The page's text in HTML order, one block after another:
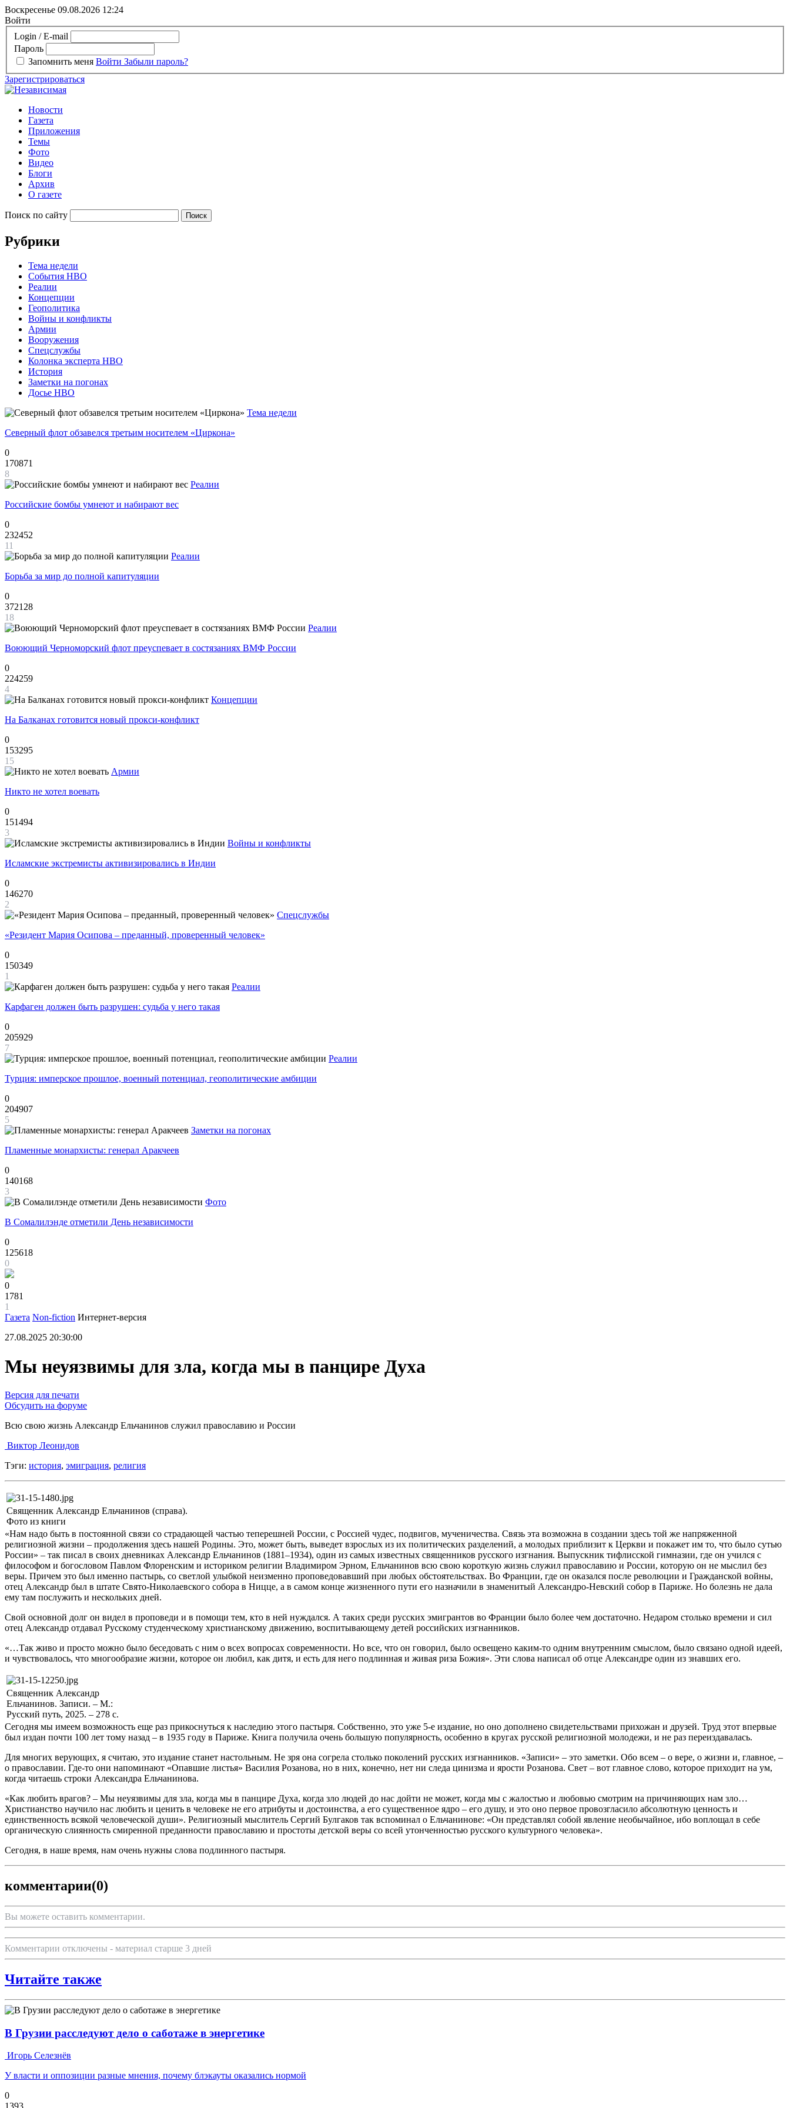
Воскресенье 09.08.2026 12:24
Войти
Login / E-mail
Пароль
Запомнить меня Войти Забыли пароль?
Зарегистрироваться
Новости
Газета
Приложения
Темы
Фото
Видео
Блоги
Архив
О газете
Поиск по сайту
Рубрики
Тема недели
События НВО
Реалии
Концепции
Геополитика
Войны и конфликты
Армии
Вооружения
Спецслужбы
Колонка эксперта НВО
История
Заметки на погонах
Досье НВО
Тема недели
Северный флот обзавелся третьим носителем «Циркона»
0
170871
8
Реалии
Российские бомбы умнеют и набирают вес
0
232452
11
Реалии
Борьба за мир до полной капитуляции
0
372128
18
Реалии
Воюющий Черноморский флот преуспевает в состязаниях ВМФ России
0
224259
4
Концепции
На Балканах готовится новый прокси-конфликт
0
153295
15
Армии
Никто не хотел воевать
0
151494
3
Войны и конфликты
Исламские экстремисты активизировались в Индии
0
146270
2
Спецслужбы
«Резидент Мария Осипова – преданный, проверенный человек»
0
150349
1
Реалии
Карфаген должен быть разрушен: судьба у него такая
0
205929
7
Реалии
Турция: имперское прошлое, военный потенциал, геополитические амбиции
0
204907
5
Заметки на погонах
Пламенные монархисты: генерал Аракчеев
0
140168
3
Фото
В Сомалилэнде отметили День независимости
0
125618
0
0
1781
1
Газета Non-fiction Интернет-версия
27.08.2025 20:30:00
Мы неуязвимы для зла, когда мы в панцире Духа
Версия для печати
Обсудить на форуме
Всю свою жизнь Александр Ельчанинов служил православию и России
Виктор Леонидов
Тэги: история, эмиграция, религия
Священник Александр Ельчанинов (справа).
Фото из книги
«Нам надо быть в постоянной связи со страдающей частью теперешней России, с Россией чудес, подвигов, мученичества. Связь эта возможна в создании здесь той же напряженной
религиозной жизни – продолжения здесь нашей Родины. Это, может быть, выведет взрослых из их политических разделений, а молодых приблизит к Церкви и покажет им то, что было сутью
России» – так писал в своих дневниках Александр Ельчанинов (1881–1934), один из самых известных священников русского изгнания. Выпускник тифлисской гимназии, где он учился с
философом и богословом Павлом Флоренским и историком религии Владимиром Эрном, Ельчанинов всю свою короткую жизнь служил православию и России, которую он не мыслил без
веры. Причем это был именно пастырь, со светлой улыбкой неизменно проповедовавший при любых обстоятельствах. Во Франции, где он оказался после революции и Гражданской войны,
отец Александр был в штате Свято-Николаевского собора в Ницце, а в самом конце жизненного пути его назначили в знаменитый Александро-Невский собор в Париже. Но болезнь не дала
ему там послужить и нескольких дней.
Свой основной долг он видел в проповеди и в помощи тем, кто в ней нуждался. А таких среди русских эмигрантов во Франции было более чем достаточно. Недаром столько времени и сил
отец Александр отдавал Русскому студенческому христианскому движению, воспитывающему детей российских изгнанников.
«…Так живо и просто можно было беседовать с ним о всех вопросах современности. Но все, что он говорил, было освещено каким-то одним внутренним смыслом, было связано одной идеей,
и чувствовалось, что многообразие жизни, которое он любил, как дитя, и есть для него подлинная и живая риза Божия». Эти слова написал об отце Александре один из знавших его.
Священник Александр
Ельчанинов. Записи. – М.:
Русский путь, 2025. – 278 с.
Сегодня мы имеем возможность еще раз прикоснуться к наследию этого пастыря. Собственно, это уже 5-е издание, но оно дополнено свидетельствами прихожан и друзей. Труд этот впервые
был издан почти 100 лет тому назад – в 1935 году в Париже. Книга получила очень большую популярность, особенно в кругах русской религиозной молодежи, и не раз переиздавалась.
Для многих верующих, я считаю, это издание станет настольным. Не зря она согрела столько поколений русских изгнанников. «Записи» – это заметки. Обо всем – о вере, о жизни и, главное, –
о православии. Где-то они напоминают «Опавшие листья» Василия Розанова, но в них, конечно, нет ни следа цинизма и ярости Розанова. Свет – вот главное слово, которое приходит на ум,
когда читаешь строки Александра Ельчанинова.
«Как любить врагов? – Мы неуязвимы для зла, когда мы в панцире Духа, когда зло людей до нас дойти не может, когда мы с жалостью и любовью смотрим на причиняющих нам зло…
Христианство научило нас любить и ценить в человеке не его атрибуты и достоинства, а его существенное ядро – его душу, и это оно первое провозгласило абсолютную ценность и
единственность всякой человеческой души». Религиозный мыслитель Сергий Булгаков так вспоминал о Ельчанинове: «Он представлял собой явление необычайное, ибо воплощал в себе
органическую слиянность смиренной преданности православию и простоты детской веры со всей утонченностью русского культурного человека».
Сегодня, в наше время, нам очень нужны слова подлинного пастыря.
комментарии(0)
Вы можете оставить комментарии.
Комментарии отключены - материал старше 3 дней
Читайте также
В Грузии расследуют дело о саботаже в энергетике
Игорь Селезнёв
У власти и оппозиции разные мнения, почему блэкауты оказались нормой
0